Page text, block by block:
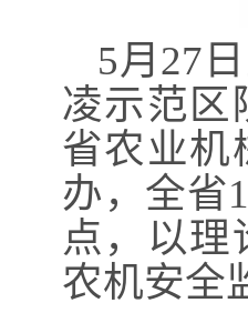
5月27
凌示范区
省农业机
办，全省
点，以理
农机安全